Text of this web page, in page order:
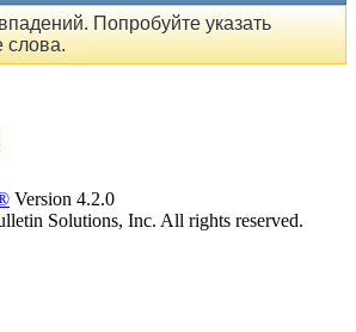
Попробуйте указать
слова.
Version 4.2.0
Solutions, Inc. All rights reserved.